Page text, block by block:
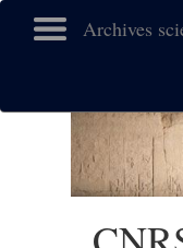
Archives